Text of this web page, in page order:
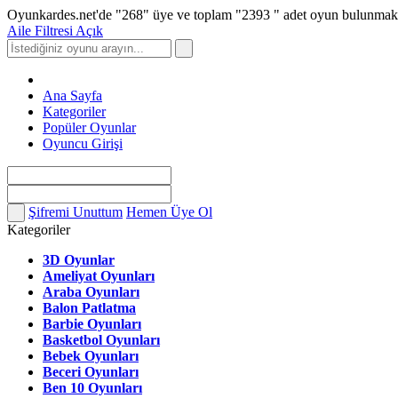
Oyunkardes.net'de "268" üye ve toplam "2393 " adet oyun
Aile Filtresi Açık
Ana Sayfa
Kategoriler
Popüler Oyunlar
Oyuncu Girişi
Şifremi Unuttum Hemen Üye Ol
Kategoriler
3D Oyunlar
Ameliyat Oyunları
Araba Oyunları
Balon Patlatma
Barbie Oyunları
Basketbol Oyunları
Bebek Oyunları
Beceri Oyunları
Ben 10 Oyunları